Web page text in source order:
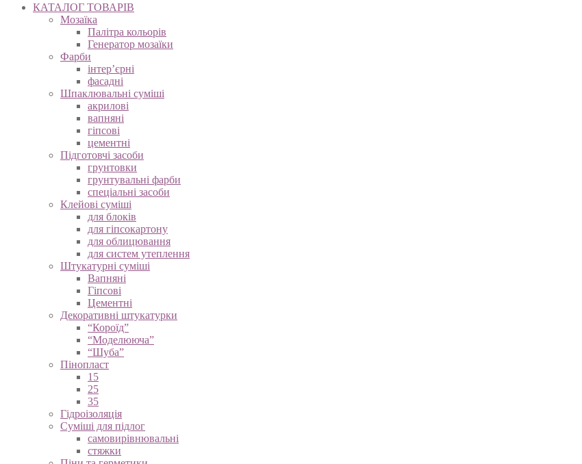
КАТАЛОГ ТОВАРІВ
Мозаїка
Палітра кольорів
Генератор мозаїки
Фарби
інтер’єрні
фасадні
Шпаклювальні суміші
акрилові
вапняні
гіпсові
цементні
Підготовчі засоби
грунтовки
грунтувальні фарби
спеціальні засоби
Клейові суміші
для блоків
для гіпсокартону
для облицювання
для систем утеплення
Штукатурні суміші
Вапняні
Гіпсові
Цементні
Декоративні штукатурки
“Короїд”
“Моделююча”
“Шуба”
Пінопласт
15
25
35
Гідроізоляція
Суміші для підлог
самовирівнювальні
стяжки